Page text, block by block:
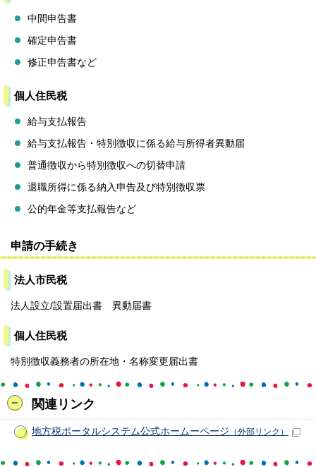
中間申告書
確定申告書
修正申告書など
個人住民税
給与支払報告
給与支払報告・特別徴収に係る給与所得者異動届
普通徴収から特別徴収への切替申請
退職所得に係る納入申告及び特別徴収票
公的年金等支払報告など
申請の手続き
法人市民税
法人設立/設置届出書 異動届書
個人住民税
特別徴収義務者の所在地・名称変更届出書
関連リンク
地方税ポータルシステム公式ホームーページ （外部リンク）